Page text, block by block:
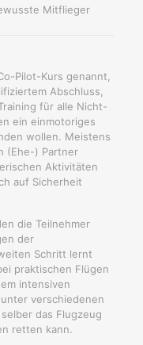
Mitflieger
Pilot-Kurs genannt,
Abschluss,
für alle Nicht-
ein einmotoriges
wollen. Meistens
(Ehe-) Partner
Aktivitäten
auf Sicherheit
die Teilnehmer
der
Schritt lernt
praktischen Flügen
intensiven
verschiedenen
das Flugzeug
retten kann.